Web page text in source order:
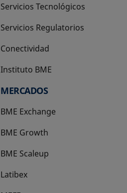
Servicios Tecnológicos
Servicios Regulatorios
Conectividad
Instituto BME
se abre en una pestaña nueva
MERCADOS
BME Exchange
BME Growth
se abre en una pestaña nueva
BME Scaleup
se abre en una pestaña nueva
Latibex
se abre en una pestaña nueva